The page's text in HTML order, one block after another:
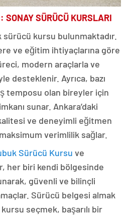
SONAY SÜRÜCÜ KURSLARI
kursu bulunmaktadır.
ve eğitim ihtiyaçlarına göre
modern araçlarla ve
desteklenir. Ayrıca, bazı
temposu olan bireyler için
sunar. Ankara’daki
ve deneyimli eğitmen
verimlilik sağlar.
Sürücü Kursu ve
her biri kendi bölgesinde
güvenli ve bilinçli
Sürücü belgesi almak
seçmek, başarılı bir